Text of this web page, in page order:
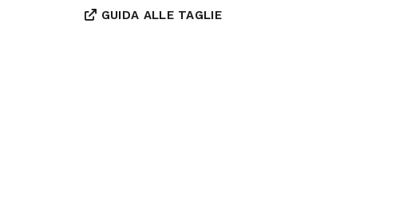
GUIDA ALLE TAGLIE